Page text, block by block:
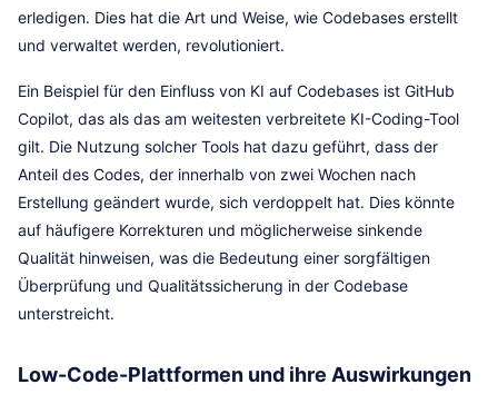
erledigen. Dies hat die Art und Weise, wie Codebases erstellt
und verwaltet werden, revolutioniert.
Ein Beispiel für den Einfluss von KI auf Codebases ist GitHub
Copilot, das als das am weitesten verbreitete KI-Coding-Tool
gilt. Die Nutzung solcher Tools hat dazu geführt, dass der
Anteil des Codes, der innerhalb von zwei Wochen nach
Erstellung geändert wurde, sich verdoppelt hat. Dies könnte
auf häufigere Korrekturen und möglicherweise sinkende
Qualität hinweisen, was die Bedeutung einer sorgfältigen
Überprüfung und Qualitätssicherung in der Codebase
unterstreicht.
Low-Code-Plattformen und ihre Auswirkungen